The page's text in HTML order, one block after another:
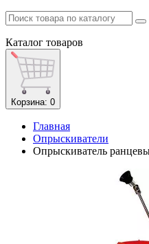
Каталог товаров
Корзина: 0
Главная
Опрыскиватели
Опрыскиватель